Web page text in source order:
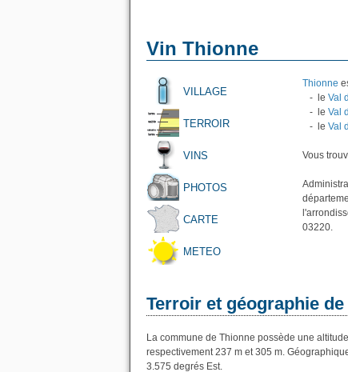
Vin Thionne
VILLAGE
TERROIR
VINS
PHOTOS
CARTE
METEO
Thionne
- le Val
- le Val
- le Val
Vous
03220.
Terroir et géographie
La commune de Thionne possède une
respectivement 237 m et 305 m.
3.575 degrés Est.